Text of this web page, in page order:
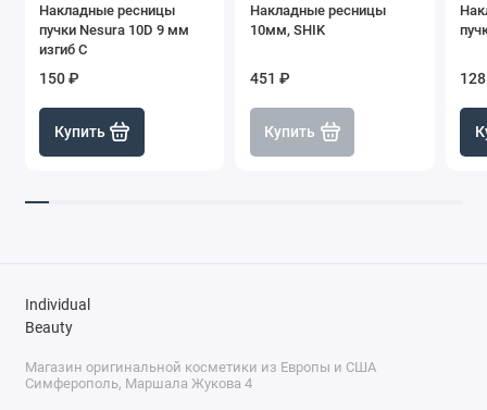
Накладные ресницы
пучки Nesura 10D 9 мм
изгиб С
150 ₽
Купить
Накладные ресницы
10мм, SHIK
451 ₽
Купить
Individual
Beauty
Магазин оригинальной косметики из Европы и США
Симферополь, Маршала Жукова 4